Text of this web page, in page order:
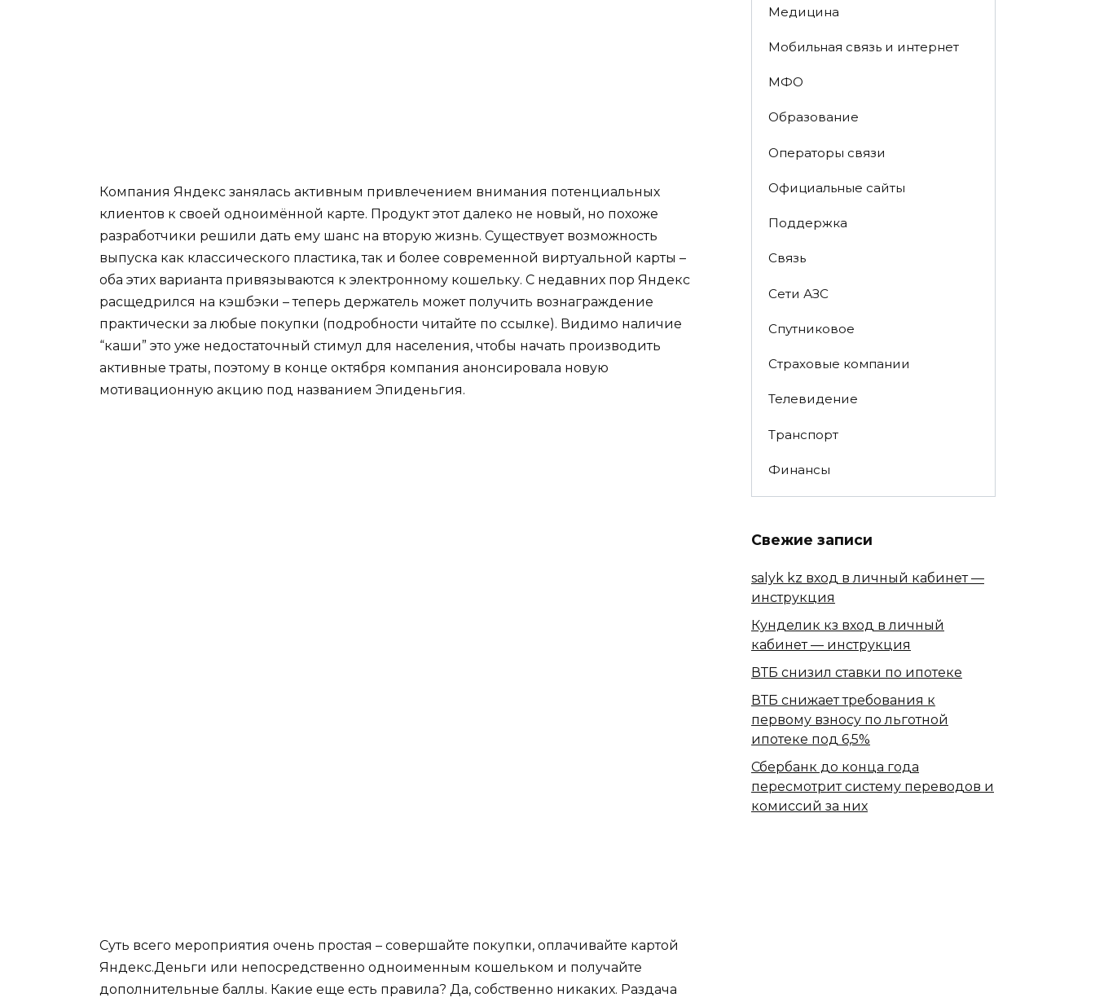
Компания Яндекс занялась активным привлечением внимания потенциальных
клиентов к своей одноимённой карте. Продукт этот далеко не новый, но похоже
разработчики решили дать ему шанс на вторую жизнь. Существует возможность
выпуска как классического пластика, так и более современной виртуальной карты –
оба этих варианта привязываются к электронному кошельку. С недавних пор Яндекс
расщедрился на кэшбэки – теперь держатель может получить вознаграждение
практически за любые покупки (подробности читайте по ссылке). Видимо наличие
“каши” это уже недостаточный стимул для населения, чтобы начать производить
активные траты, поэтому в конце октября компания анонсировала новую
мотивационную акцию под названием Эпиденьгия.
Суть всего мероприятия очень простая – совершайте покупки, оплачивайте картой
Яндекс.Деньги или непосредственно одноименным кошельком и получайте
дополнительные баллы. Какие еще есть правила? Да, собственно никаких. Раздача
Медицина
Мобильная связь и интернет
МФО
Образование
Операторы связи
Официальные сайты
Поддержка
Связь
Сети АЗС
Спутниковое
Страховые компании
Телевидение
Транспорт
Финансы
Свежие записи
salyk kz вход в личный кабинет —
инструкция
Кунделик кз вход в личный
кабинет — инструкция
ВТБ снизил ставки по ипотеке
ВТБ снижает требования к
первому взносу по льготной
ипотеке под 6,5%
Сбербанк​ до конца года
пересмотрит систему переводов и
комиссий за них